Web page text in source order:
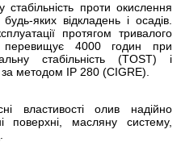
проти окислення
яких відкладень і осадів.
протягом тривалого
4000 годин при
стабільність (TOST) і
методом IP 280 (CIGRE).
властивості олив надійно
поверхні, масляну систему,